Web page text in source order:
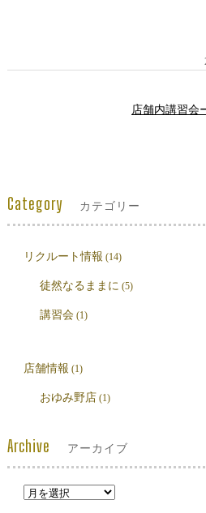
店舗内講習会
Category カテゴリー
リクルート情報 (14)
徒然なるままに (5)
講習会(1)
店舗情報 (1)
おゆみ野店 (1)
Archive アーカイブ